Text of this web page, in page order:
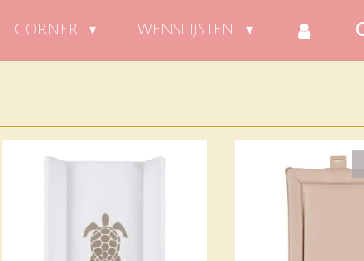
CORNER WENSLIJSTEN